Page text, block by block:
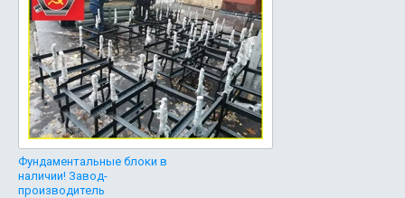
Фундаментальные блоки в
наличии! Завод-
производитель